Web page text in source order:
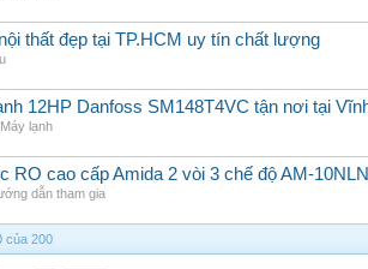
thất đẹp tại TP.HCM uy tín chất lượng
12HP Danfoss SM148T4VC tận nơi tại
Máy lạnh
RO cao cấp Amida 2 vòi 3 chế độ AM-
dẫn tham gia
của 200